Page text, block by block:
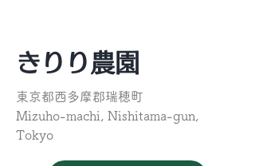
きりり農園
東京都西多摩郡瑞穂町
Mizuho-machi, Nishitama-gun,
Tokyo